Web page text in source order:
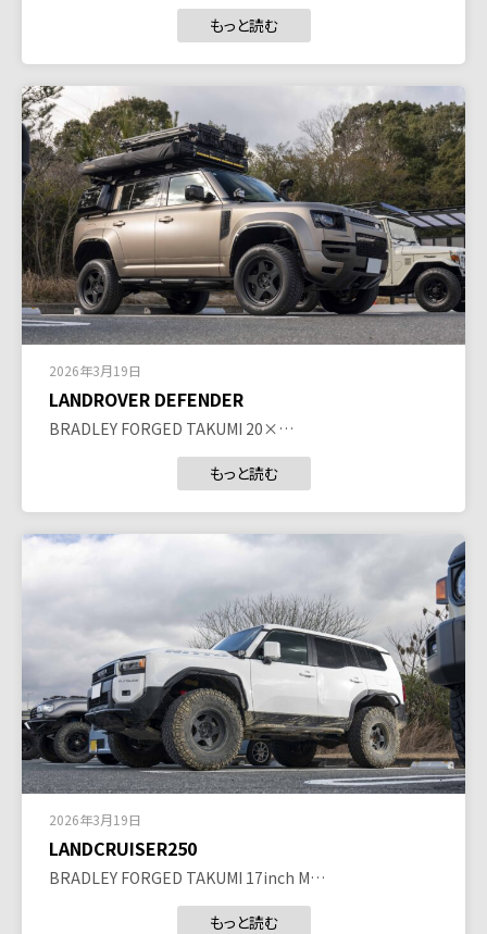
もっと読む
2026年3月19日
LANDROVER DEFENDER
BRADLEY FORGED TAKUMI 20×…
もっと読む
2026年3月19日
LANDCRUISER250
BRADLEY FORGED TAKUMI 17inch M…
もっと読む